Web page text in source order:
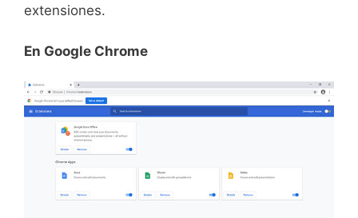
extensiones.
En Google Chrome